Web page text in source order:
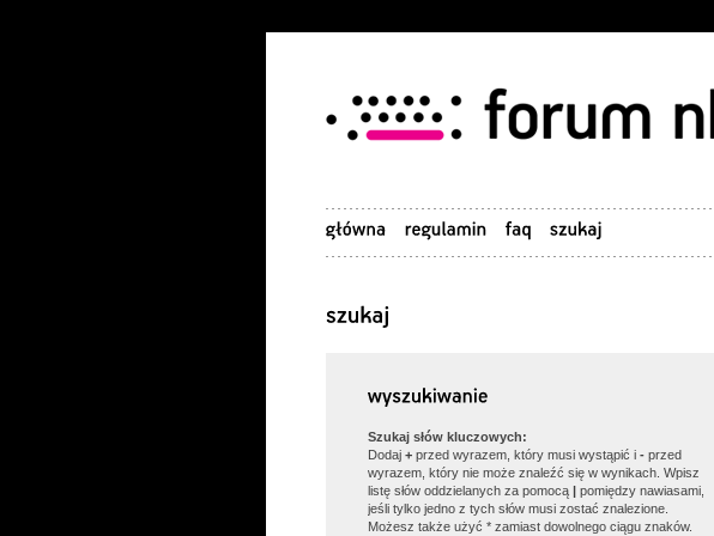
Szukaj słów kluczowych:
Dodaj + przed wyrazem, który musi wystąpić i - przed
wyrazem, który nie może znaleźć się w wynikach. Wpisz
listę słów oddzielanych za pomocą
pomiędzy nawiasami,
jeśli tylko jedno z tych słów musi zostać znalezione.
Możesz także użyć * zamiast dowolnego ciągu znaków.